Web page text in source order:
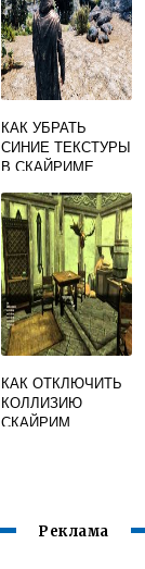
КАК УБРАТЬ
СИНИЕ ТЕКСТУРЫ
В СКАЙРИМЕ
КАК ОТКЛЮЧИТЬ
КОЛЛИЗИЮ
СКАЙРИМ
Реклама